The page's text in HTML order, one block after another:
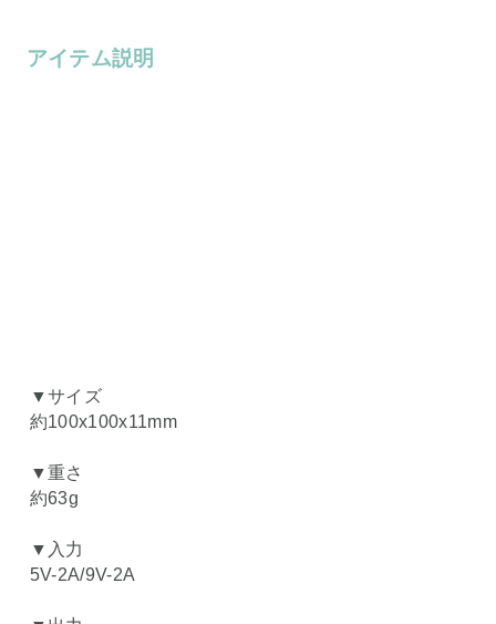
アイテム説明
▼サイズ
約100x100x11mm
▼重さ
約63g
▼入力
5V-2A/9V-2A